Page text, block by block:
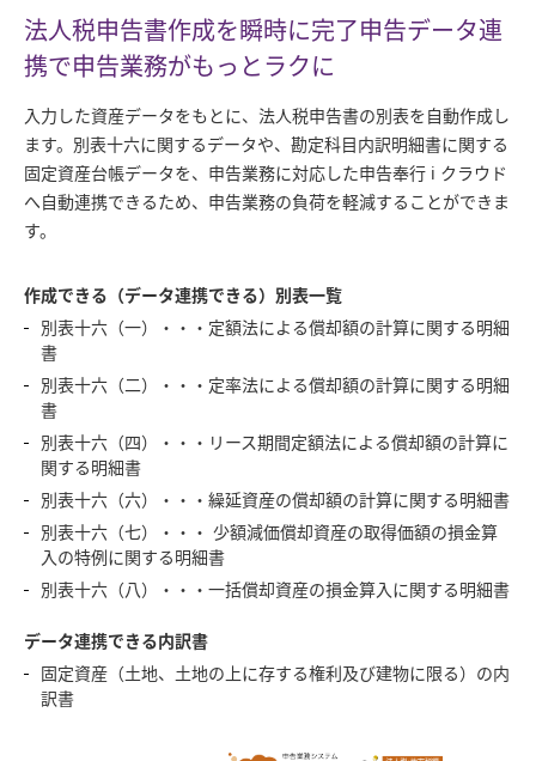
法人税申告書作成を瞬時に完了 申告データ連
携で申告業務がもっとラクに
入力した資産データをもとに、法人税申告書の別表を自動作成し
ます。別表十六に関するデータや、勘定科目内訳明細書に関する
固定資産台帳データを、申告業務に対応した申告奉行 i クラウド
へ自動連携できるため、申告業務の負荷を軽減することができま
す。
作成できる（データ連携できる）別表一覧
別表十六（一）・・・定額法による償却額の計算に関する明細
書
別表十六（二）・・・定率法による償却額の計算に関する明細
書
別表十六（四）・・・リース期間定額法による償却額の計算に
関する明細書
別表十六（六）・・・繰延資産の償却額の計算に関する明細書
別表十六（七）・・・ 少額減価償却資産の取得価額の損金算
入の特例に関する明細書
別表十六（八）・・・一括償却資産の損金算入に関する明細書
データ連携できる内訳書
固定資産（土地、土地の上に存する権利及び建物に限る）の内
訳書